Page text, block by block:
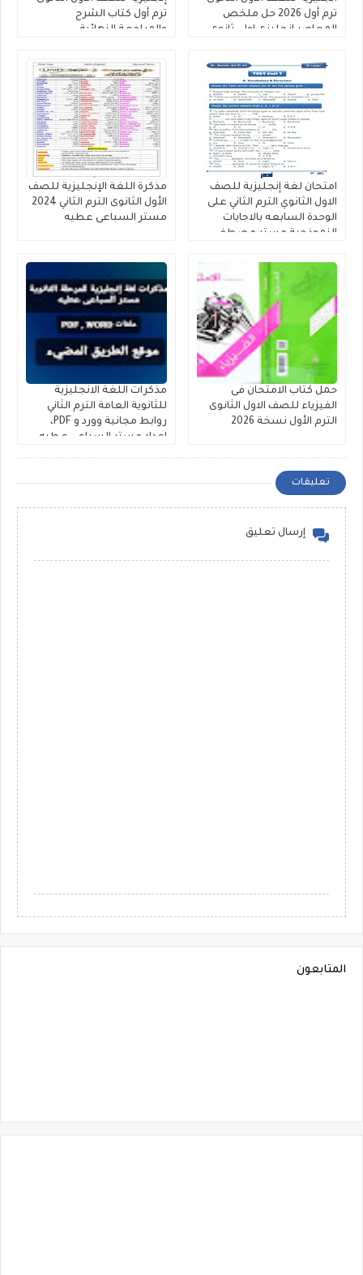
ترم أول 2026 حل ملخص
المعاصر انجليزى اولى ثانوى
والامتحانات
ترم أول كتاب الشرح
والمراجعة النهائية
اولى ثانوى الترم الأول 202
امتحان لغة إنجليزية للصف
الاول الثانوي الترم الثاني على
الوحدة السابعه بالاجابات
النموذجية مستر مصطفى
مذكرة اللغة الإنجليزية للصف
الأول الثانوى الترم الثاني 2024
مستر السباعى عطيه
حمل كتاب الامتحان فى
الفيزياء للصف الاول الثانوى
الترم الأول نسخة 2026
مذكرات اللغة الانجليزية
للثانوية العامة الترم الثاني
روابط مجانية وورد و PDF،
إعداد مستر السباعى عطيه
تعليقات
إرسال تعليق
المتابعون